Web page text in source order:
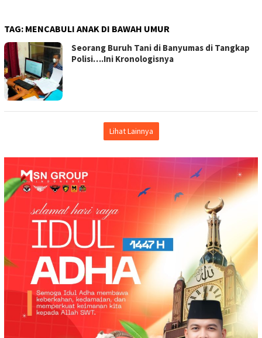
TAG: MENCABULI ANAK DI BAWAH UMUR
Seorang Buruh Tani di Banyumas di Tangkap
Polisi….Ini Kronologisnya
Lihat Lainnya